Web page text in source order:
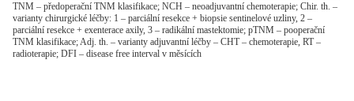
TNM – předoperační TNM klasifikace; NCH – neoadjuvantní chemoterapie; Chir. th. –
varianty chirurgické léčby: 1 – parciální resekce + biopsie sentinelové uzliny, 2 –
parciální resekce + exenterace axily, 3 – radikální mastektomie; pTNM – pooperační
TNM klasifikace; Adj. th. – varianty adjuvantní léčby – CHT – chemoterapie, RT –
radioterapie; DFI – disease free interval v měsících